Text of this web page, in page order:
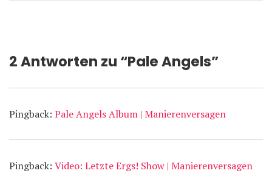
2 Antworten zu “Pale Angels”
Pingback: Pale Angels Album | Manierenversagen
Pingback: Video: Letzte Ergs! Show | Manierenversagen